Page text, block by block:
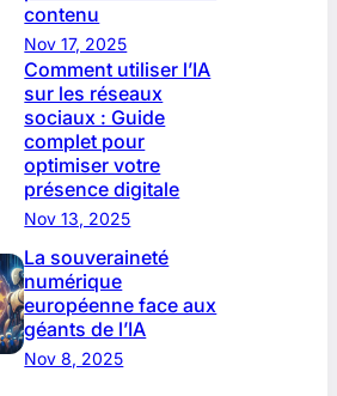
contenu
Nov 17, 2025
Comment utiliser l’IA
sur les réseaux
sociaux : Guide
complet pour
optimiser votre
présence digitale
Nov 13, 2025
La souveraineté
numérique
européenne face aux
géants de l’IA
Nov 8, 2025